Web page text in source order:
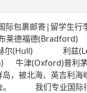
包裹邮寄|留学生
布莱德福德
尔(Hull) 利兹
牛津(Oxford)普
北海、英吉利海
会。 我们专业国际